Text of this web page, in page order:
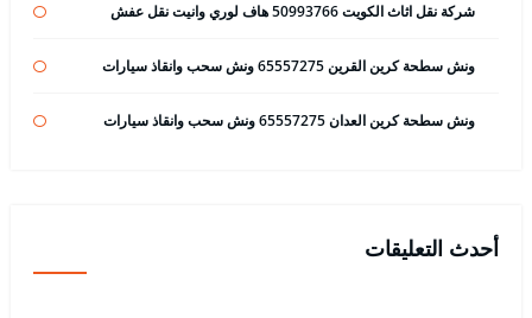
شركة نقل اثاث الكويت 50993766 هاف لوري وانيت نقل عفش
ونش سطحة كرين القرين 65557275 ونش سحب وانقاذ سيارات
ونش سطحة كرين العدان 65557275 ونش سحب وانقاذ سيارات
أحدث التعليقات